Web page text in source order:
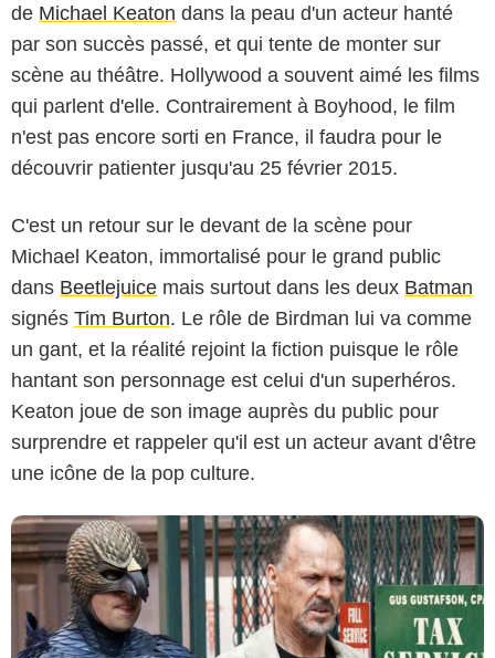
de Michael Keaton dans la peau d'un acteur hanté
par son succès passé, et qui tente de monter sur
scène au théâtre. Hollywood a souvent aimé les films
qui parlent d'elle. Contrairement à Boyhood, le film
n'est pas encore sorti en France, il faudra pour le
découvrir patienter jusqu'au 25 février 2015.
C'est un retour sur le devant de la scène pour
Michael Keaton, immortalisé pour le grand public
dans Beetlejuice mais surtout dans les deux Batman
signés Tim Burton. Le rôle de Birdman lui va comme
un gant, et la réalité rejoint la fiction puisque le rôle
hantant son personnage est celui d'un superhéros.
Keaton joue de son image auprès du public pour
surprendre et rappeler qu'il est un acteur avant d'être
une icône de la pop culture.